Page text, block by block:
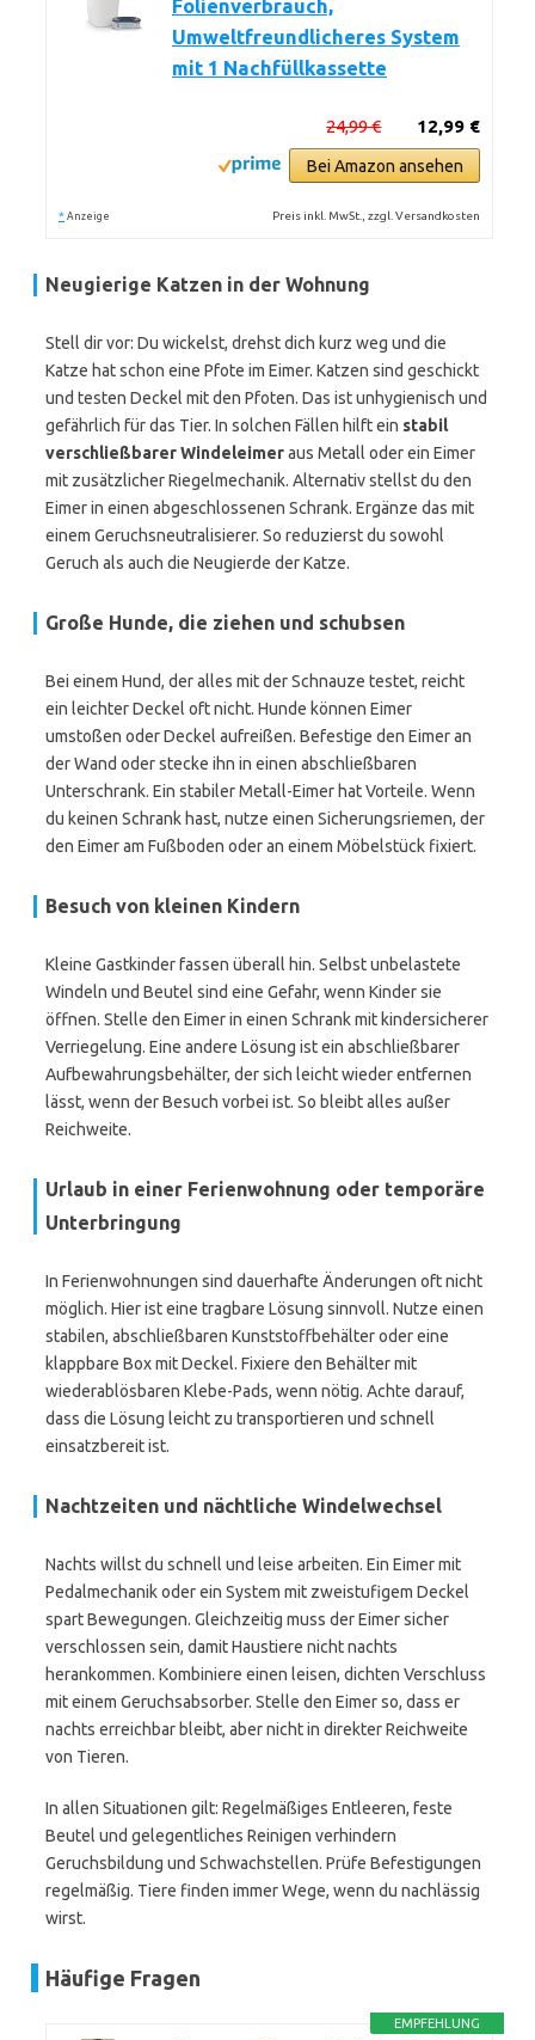
Folienverbrauch,
Umweltfreundlicheres System
mit 1 Nachfüllkassette
12,99 €
24,99 €
Bei Amazon ansehen
* Anzeige Preis inkl. MwSt., zzgl. Versandkosten
Neugierige Katzen in der Wohnung
Stell dir vor: Du wickelst, drehst dich kurz weg und die
Katze hat schon eine Pfote im Eimer. Katzen sind geschickt
und testen Deckel mit den Pfoten. Das ist unhygienisch und
gefährlich für das Tier. In solchen Fällen hilft ein stabil
verschließbarer Windeleimeraus Metall oder ein Eimer
mit zusätzlicher Riegelmechanik. Alternativ stellst du den
Eimer in einen abgeschlossenen Schrank. Ergänze das mit
einem Geruchsneutralisierer. So reduzierst du sowohl
Geruch als auch die Neugierde der Katze.
Große Hunde, die ziehen und schubsen
Bei einem Hund, der alles mit der Schnauze testet, reicht
ein leichter Deckel oft nicht. Hunde können Eimer
umstoßen oder Deckel aufreißen. Befestige den Eimer an
der Wand oder stecke ihn in einen abschließbaren
Unterschrank. Ein stabiler Metall-Eimer hat Vorteile. Wenn
du keinen Schrank hast, nutze einen Sicherungsriemen, der
den Eimer am Fußboden oder an einem Möbelstück fixiert.
Besuch von kleinen Kindern
Kleine Gastkinder fassen überall hin. Selbst unbelastete
Windeln und Beutel sind eine Gefahr, wenn Kinder sie
öffnen. Stelle den Eimer in einen Schrank mit kindersicherer
Verriegelung. Eine andere Lösung ist ein abschließbarer
Aufbewahrungsbehälter, der sich leicht wieder entfernen
lässt, wenn der Besuch vorbei ist. So bleibt alles außer
Reichweite.
Urlaub in einer Ferienwohnung oder temporäre
Unterbringung
In Ferienwohnungen sind dauerhafte Änderungen oft nicht
möglich. Hier ist eine tragbare Lösung sinnvoll. Nutze einen
stabilen, abschließbaren Kunststoffbehälter oder eine
klappbare Box mit Deckel. Fixiere den Behälter mit
wiederablösbaren Klebe-Pads, wenn nötig. Achte darauf,
dass die Lösung leicht zu transportieren und schnell
einsatzbereit ist.
Nachtzeiten und nächtliche Windelwechsel
Nachts willst du schnell und leise arbeiten. Ein Eimer mit
Pedalmechanik oder ein System mit zweistufigem Deckel
spart Bewegungen. Gleichzeitig muss der Eimer sicher
verschlossen sein, damit Haustiere nicht nachts
herankommen. Kombiniere einen leisen, dichten Verschluss
mit einem Geruchsabsorber. Stelle den Eimer so, dass er
nachts erreichbar bleibt, aber nicht in direkter Reichweite
von Tieren.
In allen Situationen gilt: Regelmäßiges Entleeren, feste
Beutel und gelegentliches Reinigen verhindern
Geruchsbildung und Schwachstellen. Prüfe Befestigungen
regelmäßig. Tiere finden immer Wege, wenn du nachlässig
wirst.
Häufige Fragen
EMPFEHLUNG